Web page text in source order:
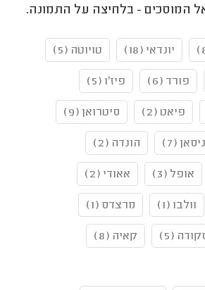
המוסכים - בלחיצה על התמונה.
יונדאי (18) טויוטה (5)
פורד (6) פיז'ו (5)
פיאט (2) סיטרואן (9)
ניסאן (7) הונדה (2)
אופל (3) אאודי (2)
וולבו (1) מרצדס (1)
(5) קאיה (8)